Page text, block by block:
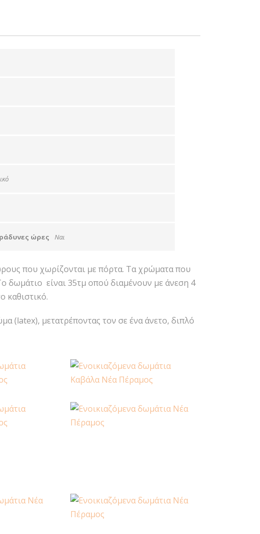
ώρες Ναι
που χωρίζονται με πόρτα. Τα χρώματα που
δωμάτιο είναι 35τμ οπού διαμένουν με άνεση 4
καθιστικό.
(latex), μετατρέποντας τον σε ένα άνετο, διπλό